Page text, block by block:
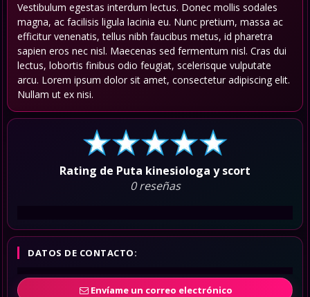
Vestibulum egestas interdum lectus. Donec mollis sodales
magna, ac facilisis ligula lacinia eu. Nunc pretium, massa ac
efficitur venenatis, tellus nibh faucibus metus, id pharetra
sapien eros nec nisl. Maecenas sed fermentum nisl. Cras dui
lectus, lobortis finibus odio feugiat, scelerisque vulputate
arcu. Lorem ipsum dolor sit amet, consectetur adipiscing elit.
Nullam ut ex nisi.
Rating de Puta kinesiologa y scort
0 reseñas
DATOS DE CONTACTO:
Envíame un correo electrónico